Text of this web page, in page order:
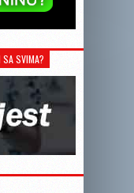
SA SVIMA?